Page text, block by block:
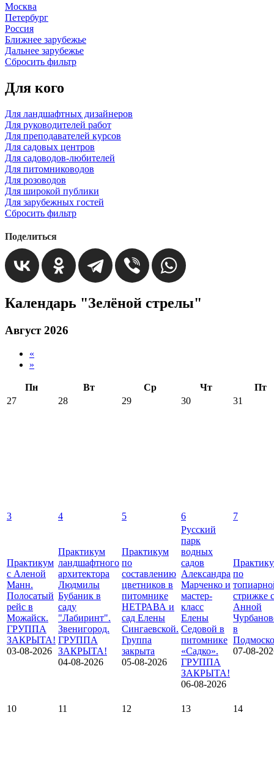
Москва
Петербург
Россия
Ближнее зарубежье
Дальнее зарубежье
Сбросить фильтр
Для кого
Для ландшафтных дизайнеров
Для руководителей работ
Для преподавателей курсов
Для садовых центров
Для садоводов-любителей
Для питомниководов
Для розоводов
Для широкой публики
Для зарубежных гостей
Сбросить фильтр
Поделиться
Календарь "Зелёной стрелы"
Август 2026
«
»
Пн Вт Ср Чт
Пт
27
28 29 30 31
3 4 5 6 7
Практикум
с Аленой
Манн.
Полосатый
рейс в
Можайск.
ГРУППА
ЗАКРЫТА!
03-08-2026
Практикум
ландшафтного
архитектора
Людмилы
Бубаник в
саду
"Лабиринт".
Звенигород.
ГРУППА
ЗАКРЫТА!
04-08-2026
Практикум
по
составлению
цветников в
питомнике
НЕТРАВА и
сад Елены
Сингаевской.
Группа
закрыта
05-08-2026
Русский
парк
водных
садов
Александра
Марченко и
мастер-
класс
Елены
Седовой в
питомнике
«Садко».
ГРУППА
ЗАКРЫТА!
06-08-2026
по
стрижке с
Анной
в
07-08-
10 11 12 13 14